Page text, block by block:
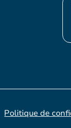
Politique de